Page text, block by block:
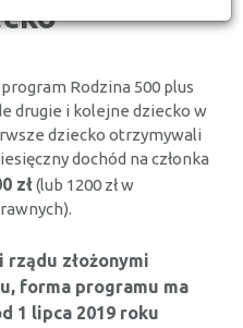
Rodzina 500 plus
drugie i kolejne dziecko w
dziecko otrzymywali
dochód na członka
zł(lub 1200 zł w
złożonymi
forma programu ma
1 lipca 2019 roku